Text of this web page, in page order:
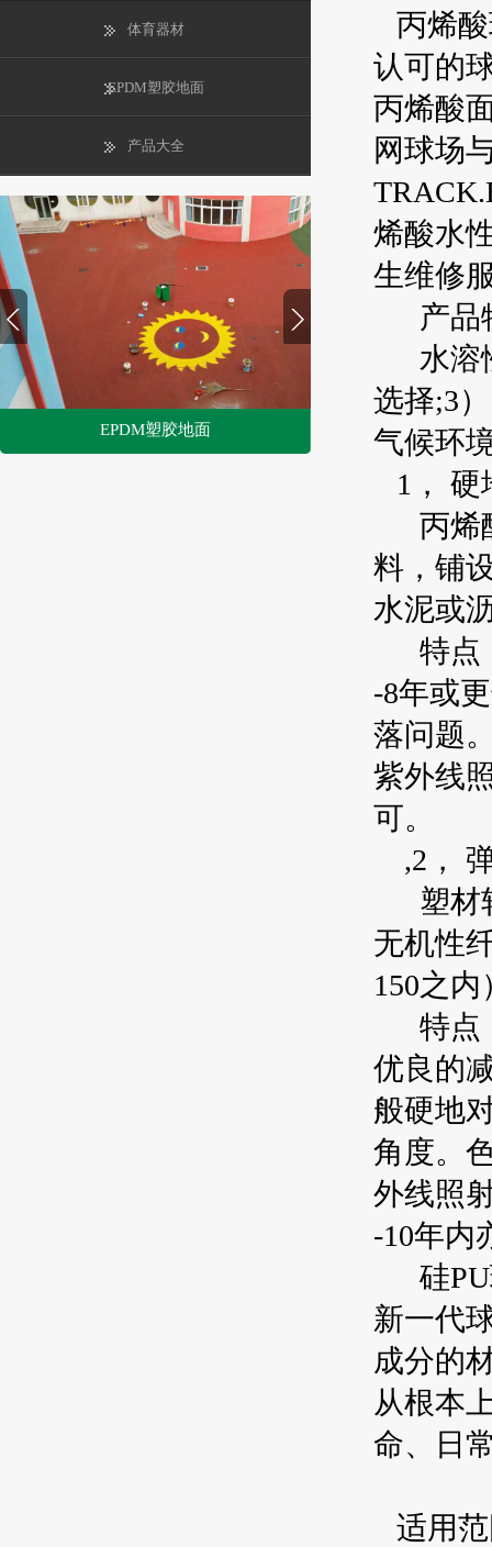
体育器材
EPDM塑胶地面
产品大全
EPDM塑胶地面
丙烯酸
认可的
丙烯酸
网球场
烯酸水
生维修
产品
水溶
选择;3
气候环
1， 硬
丙烯
料，铺
水泥或
特点
-8年或
落问题
紫外线
可。
,2，
塑材
无机性
150之
特点
优良的
般硬地
角度。
外线照
-10年内
硅PU
新一代
成分的
从根本
命、日
适用